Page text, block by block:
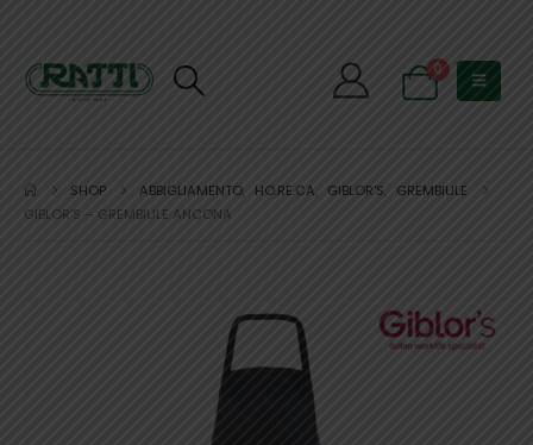
0
SHOP ABBIGLIAMENTO HO.RE.CA GIBLOR'S, GREMBIULE
GIBLOR’S – GREMBIULE ANCONA